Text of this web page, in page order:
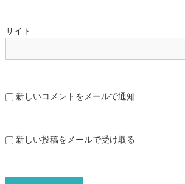
サイト
新しいコメントをメールで通知
新しい投稿をメールで受け取る